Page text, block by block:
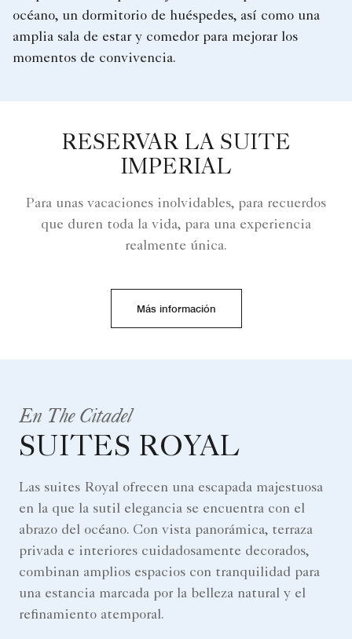
océano, un dormitorio de huéspedes, así como una
amplia sala de estar y comedor para mejorar los
momentos de convivencia.
RESERVAR LA SUITE
IMPERIAL
Para unas vacaciones inolvidables, para recuerdos
que duren toda la vida, para una experiencia
realmente única.
Más información
En The Citadel
SUITES ROYAL
Las suites Royal ofrecen una escapada majestuosa
en la que la sutil elegancia se encuentra con el
abrazo del océano. Con vista panorámica, terraza
privada e interiores cuidadosamente decorados,
combinan amplios espacios con tranquilidad para
una estancia marcada por la belleza natural y el
refinamiento atemporal.